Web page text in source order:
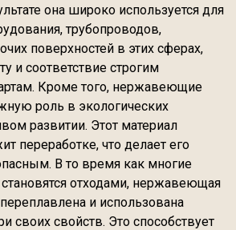
она широко используется для
трубопроводов,
поверхностей в этих сферах,
и соответствие строгим
Кроме того, нержавеющие
роль в экологических
развитии. Этот материал
переработке, что делает его
В то время как многие
отходами, нержавеющая
и использована
своих свойств. Это способствует